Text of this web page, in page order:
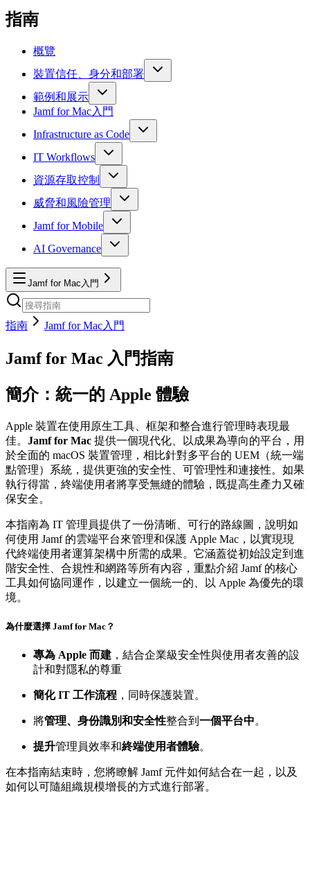
指南
概覽
裝置信任、身分和部署
範例和展示
Jamf for Mac入門
Infrastructure as Code
IT Workflows
資源存取控制
威脅和風險管理
Jamf for Mobile
AI Governance
Jamf for Mac入門
指南 Jamf for Mac入門
Jamf for Mac 入門指南
簡介：統一的 Apple 體驗
Apple 裝置在使用原生工具、框架和整合進行管理時表現最
佳。 Jamf for Mac 提供一個現代化、以成果為導向的平台，用
於全面的 macOS 裝置管理，相比針對多平台的 UEM（統一端
點管理）系統，提供更強的安全性、可管理性和連接性。如果
執行得當，終端使用者將享受無縫的體驗，既提高生產力又確
保安全。
本指南為 IT 管理員提供了一份清晰、可行的路線圖，說明如
何使用 Jamf 的雲端平台來管理和保護 Apple Mac，以實現現
代終端使用者運算架構中所需的成果。它涵蓋從初始設定到進
階安全性、合規性和網路等所有內容，重點介紹 Jamf 的核心
工具如何協同運作，以建立一個統一的、以 Apple 為優先的環
境。
為什麼選擇 Jamf for Mac？
專為 Apple 而建 ，結合企業級安全性與使用者友善的設
計和對隱私的尊重
簡化 IT 工作流程 ，同時保護裝置。
將管理、身份識別和安全性整合到 一個平台中。
提升管理員效率和終端使用者體驗。
在本指南結束時，您將瞭解 Jamf 元件如何結合在一起，以及
如何以可隨組織規模增長的方式進行部署。